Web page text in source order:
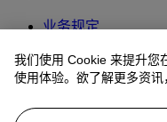
业务规定
更多来自印象派
卖）
我们使用 Cookie 来提升您
使用体验。欲了解更多资